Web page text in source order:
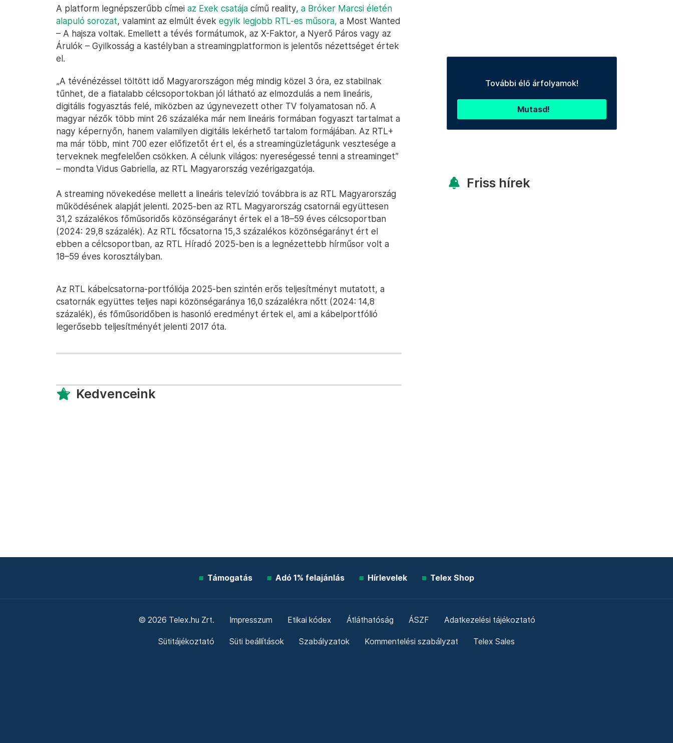
A platform legnépszerűbb címei az Exek csatája című reality, a Bróker Marcsi életén
alapuló sorozat, valamint az elmúlt évek egyik legjobb RTL-es műsora, a Most Wanted
– A hajsza voltak. Emellett a tévés formátumok, az X-Faktor, a Nyerő Páros vagy az
Árulók – Gyilkosság a kastélyban a streamingplatformon is jelentős nézettséget értek
el.
„A tévénézéssel töltött idő Magyarországon még mindig közel 3 óra, ez stabilnak
tűnhet, de a fiatalabb célcsoportokban jól látható az elmozdulás a nem lineáris,
digitális fogyasztás felé, miközben az úgynevezett other TV folyamatosan nő. A
magyar nézők több mint 26 százaléka már nem lineáris formában fogyaszt tartalmat a
nagy képernyőn, hanem valamilyen digitális lekérhető tartalom formájában. Az RTL+
ma már több, mint 700 ezer előfizetőt ért el, és a streamingüzletágunk vesztesége a
terveknek megfelelően csökken. A célunk világos: nyereségessé tenni a streaminget”
– mondta Vidus Gabriella, az RTL Magyarország vezérigazgatója.
A streaming növekedése mellett a lineáris televízió továbbra is az RTL Magyarország
működésének alapját jelenti. 2025-ben az RTL Magyarország csatornái együttesen
31,2 százalékos főműsoridős közönségarányt értek el a 18–59 éves célcsoportban
(2024: 29,8 százalék). Az RTL főcsatorna 15,3 százalékos közönségarányt ért el
ebben a célcsoportban, az RTL Híradó 2025-ben is a legnézettebb hírműsor volt a
18–59 éves korosztályban.
Az RTL kábelcsatorna-portfóliója 2025-ben szintén erős teljesítményt mutatott, a
csatornák együttes teljes napi közönségaránya 16,0 százalékra nőtt (2024: 14,8
százalék), és főműsoridőben is hasonló eredményt értek el, ami a kábelportfólió
legerősebb teljesítményét jelenti 2017 óta.
Kedvenceink
További élő árfolyamok!
Mutasd!
Friss hírek
Támogatás Adó 1% felajánlás Hírlevelek Telex Shop
© 2026 Telex.hu Zrt. Impresszum Etikai kódex Átláthatóság ÁSZF Adatkezelési tájékoztató
Sütitájékoztató Süti beállítások Szabályzatok Kommentelési szabályzat Telex Sales